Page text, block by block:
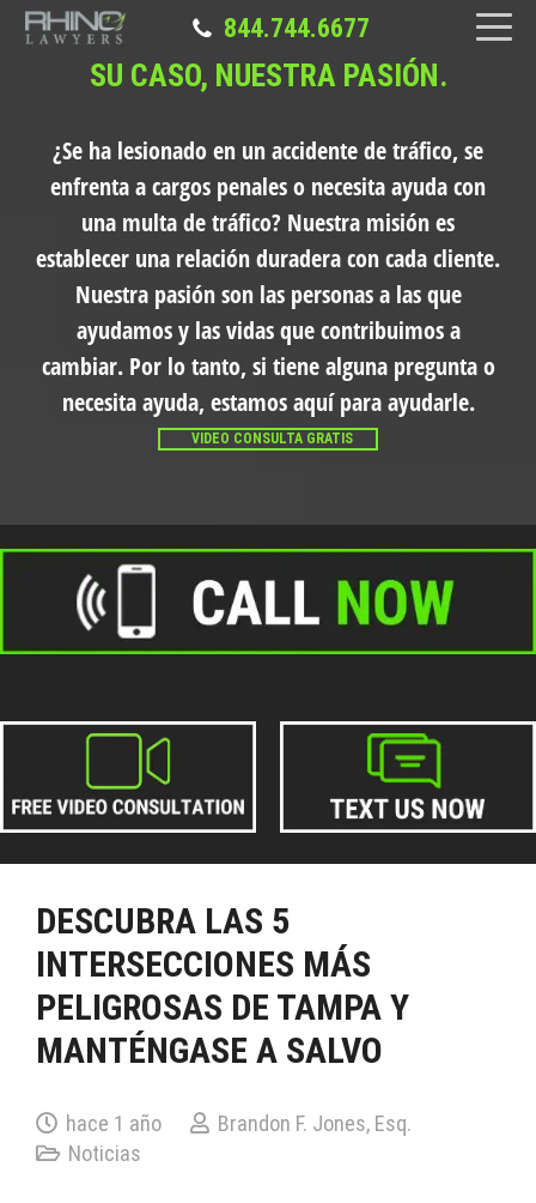
844.744.6677
SU CASO, NUESTRA PASIÓN.
¿Se ha lesionado en un accidente de tráfico, se
enfrenta a cargos penales o necesita ayuda con
una multa de tráfico? Nuestra misión es
establecer una relación duradera con cada cliente.
Nuestra pasión son las personas a las que
ayudamos y las vidas que contribuimos a
cambiar. Por lo tanto, si tiene alguna pregunta o
necesita ayuda, estamos aquí para ayudarle.
VIDEO CONSULTA GRATIS
DESCUBRA LAS 5
INTERSECCIONES MÁS
PELIGROSAS DE TAMPA Y
MANTÉNGASE A SALVO
hace 1 año
Brandon F. Jones, Esq.
Noticias